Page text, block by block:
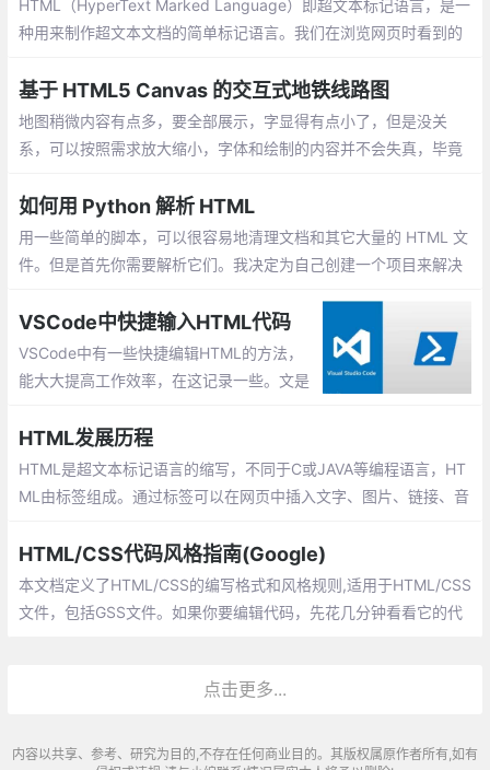
HTML（HyperText Marked Language）即超文本标记语言，是一
种用来制作超文本文档的简单标记语言。我们在浏览网页时看到的
基于 HTML5 Canvas 的交互式地铁线路图
地图稍微内容有点多，要全部展示，字显得有点小了，但是没关
系，可以按照需求放大缩小，字体和绘制的内容并不会失真，毕竟
如何用 Python 解析 HTML
用一些简单的脚本，可以很容易地清理文档和其它大量的 HTML 文
件。但是首先你需要解析它们。我决定为自己创建一个项目来解决
VSCode中快捷输入HTML代码
VSCode中有一些快捷编辑HTML的方法，
能大大提高工作效率，在这记录一些。文是
Sublime Text都支持Emmet
HTML发展历程
HTML是超文本标记语言的缩写，不同于C或JAVA等编程语言，HT
ML由标签组成。通过标签可以在网页中插入文字、图片、链接、音
展，HTML经历了多次版本更新
HTML/CSS代码风格指南(Google)
本文档定义了HTML/CSS的编写格式和风格规则,适用于HTML/CSS
文件，包括GSS文件。如果你要编辑代码，先花几分钟看看它的代
点击更多...
内容以共享、参考、研究为目的,不存在任何商业目的。其版权属原作者所有,如有